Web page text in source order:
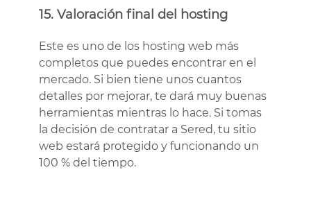
15. Valoración final del hosting
Este es uno de los hosting web más
completos que puedes encontrar en el
mercado. Si bien tiene unos cuantos
detalles por mejorar, te dará muy buenas
herramientas mientras lo hace. Si tomas
la decisión de contratar a Sered, tu sitio
web estará protegido y funcionando un
100 % del tiempo.